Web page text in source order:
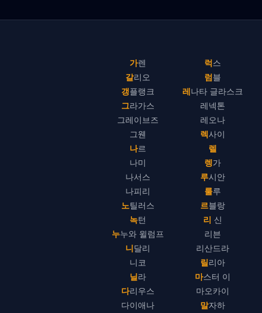
가렌
갈리오
갱플랭크
그라가스
그레이브즈
그웬
나르
나미
나서스
나피리
노틸러스
녹턴
누누와 윌럼프
니달리
니코
닐라
다리우스
다이애나
럭스
럼블
레나타 글라스크
레넥톤
레오나
렉사이
렐
렝가
루시안
룰루
르블랑
리 신
리븐
리산드라
릴리아
마스터 이
마오카이
말자하